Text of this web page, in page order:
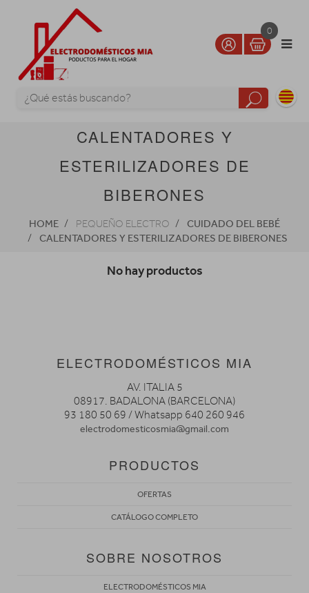
0
CALENTADORES Y
ESTERILIZADORES DE
BIBERONES
HOME PEQUEÑO ELECTRO
CUIDADO DEL BEBÉ
CALENTADORES Y ESTERILIZADORES DE BIBERONES
No hay productos
ELECTRODOMÉSTICOS MIA
AV. ITALIA 5
08917. BADALONA (BARCELONA)
93 180 50 69 / Whatsapp 640 260 946
electrodomesticosmia@gmail.com
PRODUCTOS
OFERTAS
CATÁLOGO COMPLETO
SOBRE NOSOTROS
ELECTRODOMÉSTICOS MIA